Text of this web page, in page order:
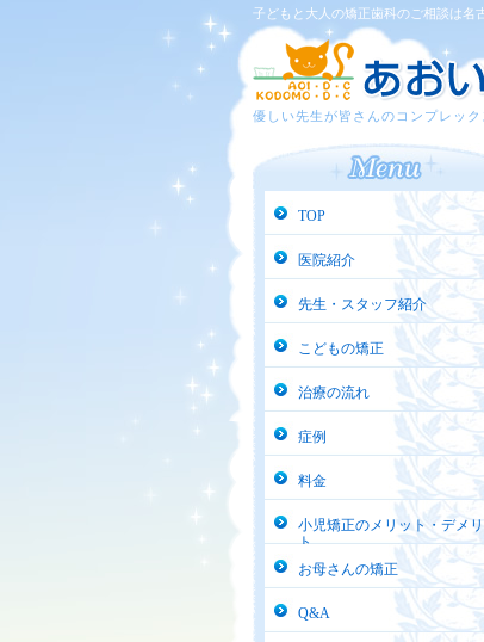
子どもと大人の矯正歯科のご相談は名
優しい先生が皆さんのコンプレッ
TOP
医院紹介
先生・スタッフ紹介
こどもの矯正
治療の流れ
症例
料金
小児矯正のメリット・デメ
ト
お母さんの矯正
Q&A